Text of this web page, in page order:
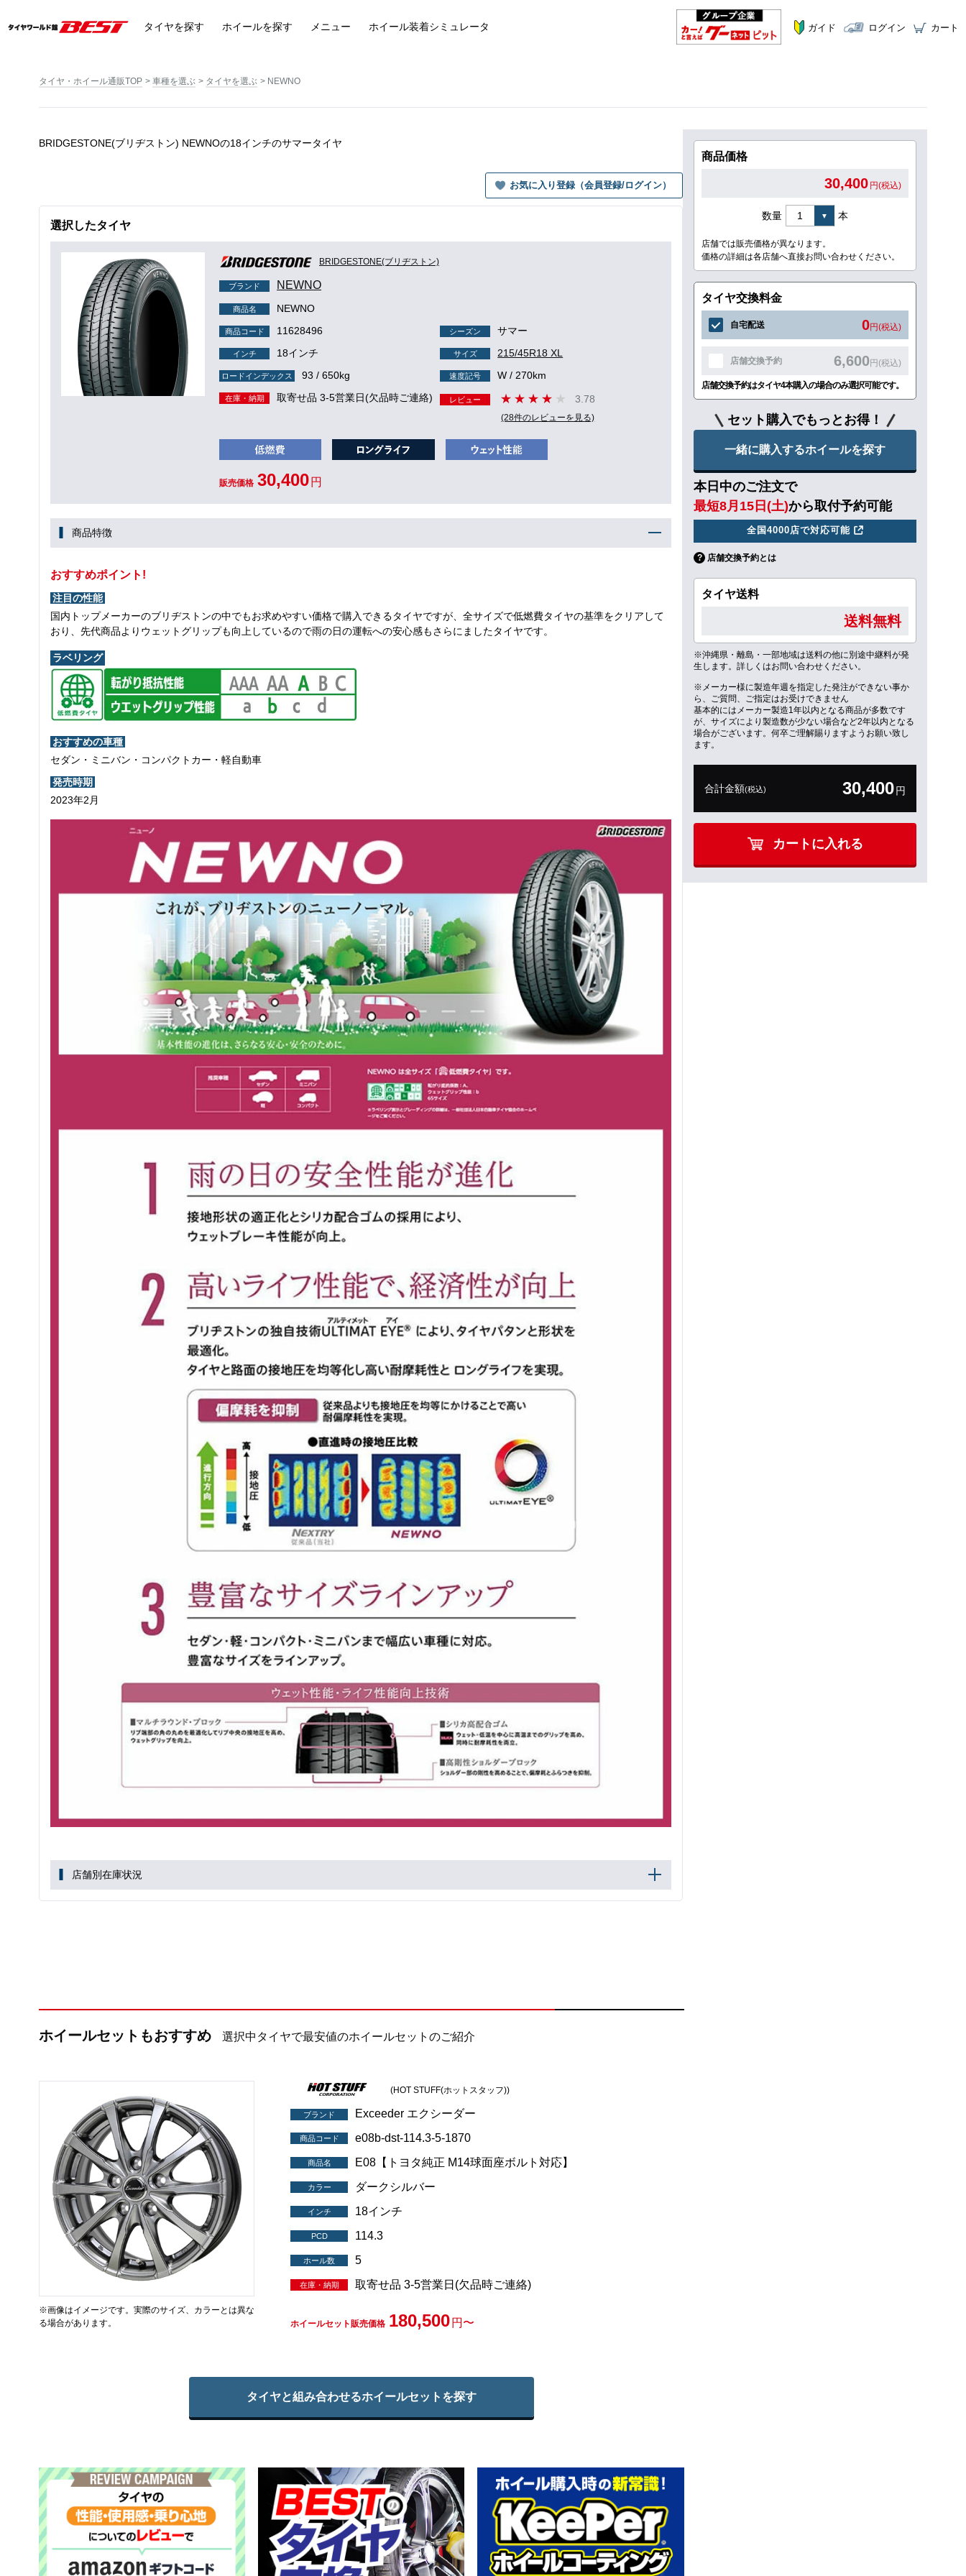
タイヤを探す ホイールを探す メニュー ホイール装着シミュレータ ガイド ログイン カート
タイヤ・ホイール通販TOP 車種を選ぶ タイヤを選ぶ NEWNO
BRIDGESTONE(ブリヂストン) NEWNOの18インチのサマータイヤ
お気に入り登録（会員登録/ログイン）
選択したタイヤ
BRIDGESTONE(ブリヂストン)
ブランド NEWNO
商品名 NEWNO
商品コード 11628496 シーズン サマー
インチ 18インチ サイズ 215/45R18 XL
ロードインデックス 93 / 650kg 速度記号 W / 270km
在庫・納期 取寄せ品 3-5営業日(欠品時ご連絡) レビュー 3.78
(28件のレビューを見る)
販売価格 30,400 円
商品特徴
おすすめポイント!
注目の性能
国内トップメーカーのブリヂストンの中でもお求めやすい価格で購入できるタイヤですが、全サイズで低燃費タイヤの基準をクリアして
おり、先代商品よりウェットグリップも向上しているので雨の日の運転への安心感もさらにましたタイヤです。
ラベリング
おすすめの車種
セダン・ミニバン・コンパクトカー・軽自動車
発売時期
2023年2月
店舗別在庫状況
商品価格
30,400 円(税込)
数量 本
店舗では販売価格が異なります。
価格の詳細は各店舗へ直接お問い合わせください。
タイヤ交換料金
自宅配送 0円(税込)
店舗交換予約 6,600円(税込)
店舗交換予約はタイヤ4本購入の場合のみ選択可能です。
セット購入でもっとお得！
一緒に購入するホイールを探す
本日中のご注文で
最短8月15日(土)から取付予約可能
全国4000店で対応可能
店舗交換予約とは
タイヤ送料
送料無料
※沖縄県・離島・一部地域は送料の他に別途中継料が発
生します。詳しくはお問い合わせください。
※メーカー様に製造年週を指定した発注ができない事か
ら、ご質問、ご指定はお受けできません
基本的にはメーカー製造1年以内となる商品が多数です
が、サイズにより製造数が少ない場合など2年以内となる
場合がございます。何卒ご理解賜りますようお願い致し
ます。
合計金額(税込) 30,400円
カートに入れる
ホイールセットもおすすめ 選択中タイヤで最安値のホイールセットのご紹介
※画像はイメージです。実際のサイズ、カラーとは異な
る場合があります。
(HOT STUFF(ホットスタッフ))
ブランド Exceeder エクシーダー
商品コード e08b-dst-114.3-5-1870
商品名 E08【トヨタ純正 M14球面座ボルト対応】
カラー ダークシルバー
インチ 18インチ
PCD 114.3
ホール数 5
在庫・納期 取寄せ品 3-5営業日(欠品時ご連絡)
ホイールセット販売価格 180,500 円〜
タイヤと組み合わせるホイールセットを探す